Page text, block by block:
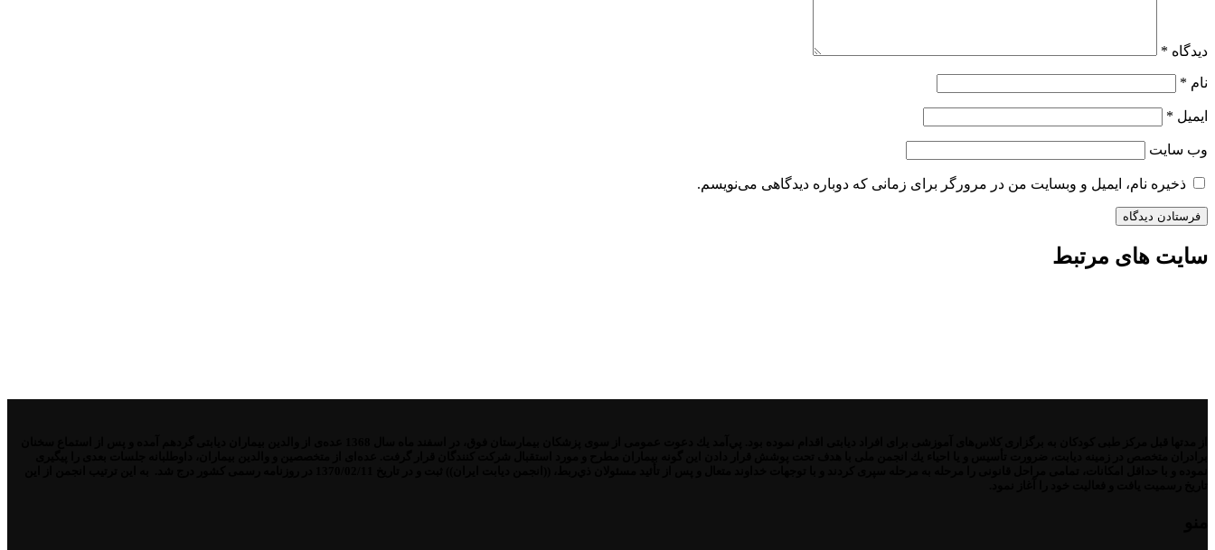
دیدگاه *
نام *
ایمیل *
وب‌ سایت
ذخیره نام، ایمیل و وبسایت من در مرورگر برای زمانی که دوباره دیدگاهی می‌نویسم.
سایت های مرتبط